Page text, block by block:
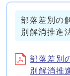
部落差別の
別解消推進
部落差別
別解消推